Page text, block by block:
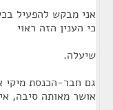
אני מבקש להפעיל
כי הענין הזה ראוי
שיעלה.
גם חבר-הכנסת מיקי
אושר מאותה סיבה,